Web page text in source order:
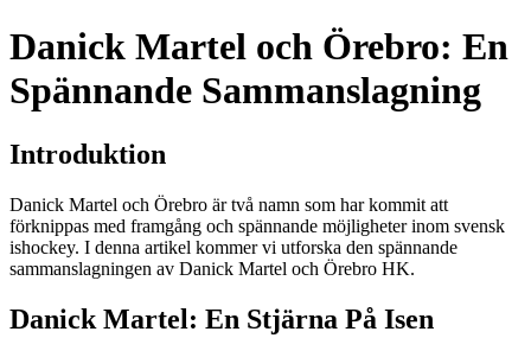
Danick Martel och Örebro: En
Spännande Sammanslagning
Introduktion
Danick Martel och Örebro är två namn som har kommit att
förknippas med framgång och spännande möjligheter inom svensk
ishockey. I denna artikel kommer vi utforska den spännande
sammanslagningen av Danick Martel och Örebro HK.
Danick Martel: En Stjärna På Isen